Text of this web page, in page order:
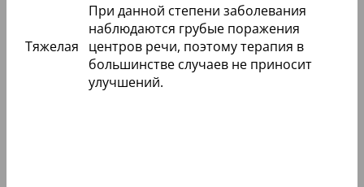
Тяжелая
При данной степени заболевания
наблюдаются грубые поражения
центров речи, поэтому терапия в
большинстве случаев не приносит
улучшений.